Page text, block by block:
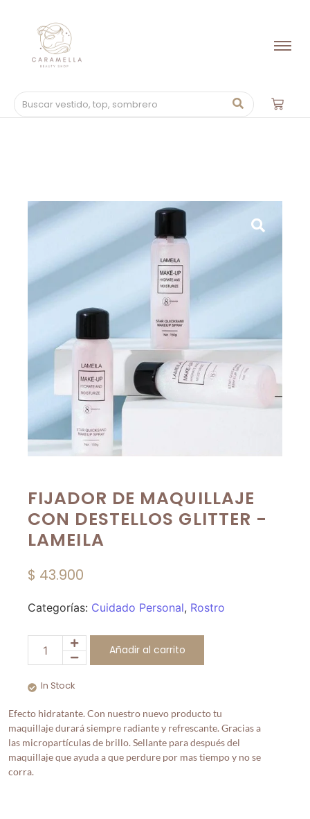
FIJADOR DE MAQUILLAJE
CON DESTELLOS GLITTER -
LAMEILA
$ 43.900
Categorías: Cuidado Personal, Rostro
Añadir al carrito
In Stock
Efecto hidratante. Con nuestro nuevo producto tu
maquillaje durará siempre radiante y refrescante. Gracias a
las micropartículas de brillo. Sellante para después del
maquillaje que ayuda a que perdure por mas tiempo y no se
corra.